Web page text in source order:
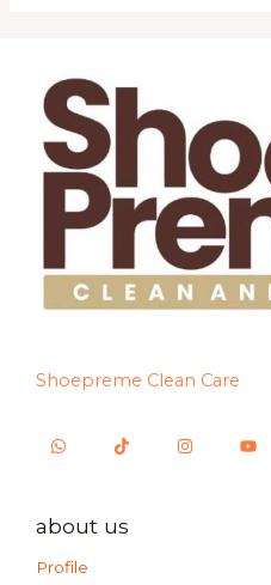
Shoepreme Clean Care
about us
Profile